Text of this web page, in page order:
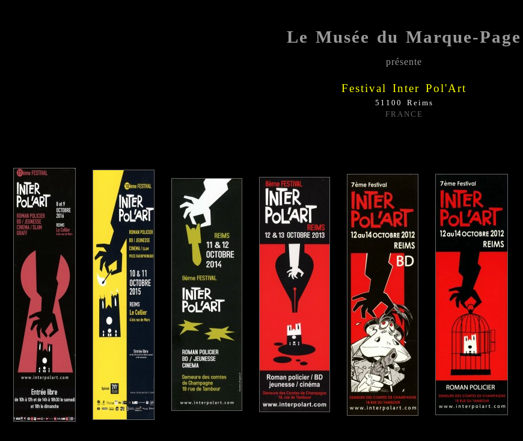
Le Musée du Marque-Page
présente
Festival Inter Pol'Art
51100 Reims
FRANCE